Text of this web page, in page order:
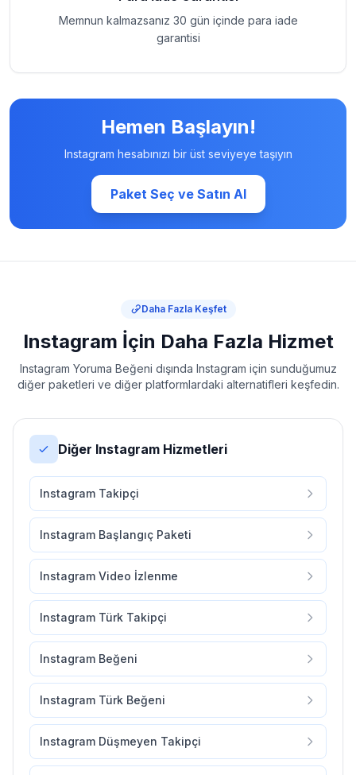
Memnun kalmazsanız 30 gün içinde para iade
garantisi
Hemen Başlayın!
Instagram hesabınızı bir üst seviyeye taşıyın
Paket Seç ve Satın Al
Daha Fazla Keşfet
Instagram İçin Daha Fazla Hizmet
Instagram Yoruma Beğeni dışında Instagram için sunduğumuz
diğer paketleri ve diğer platformlardaki alternatifleri keşfedin.
Diğer Instagram Hizmetleri
Instagram Takipçi
Instagram Başlangıç Paketi
Instagram Video İzlenme
Instagram Türk Takipçi
Instagram Beğeni
Instagram Türk Beğeni
Instagram Düşmeyen Takipçi